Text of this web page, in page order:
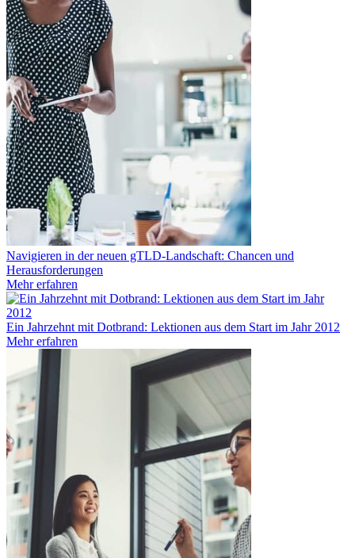
Navigieren in der neuen gTLD-Landschaft: Chancen und
Herausforderungen
Mehr erfahren
Ein Jahrzehnt mit Dotbrand: Lektionen aus dem Start im Jahr 2012
Mehr erfahren